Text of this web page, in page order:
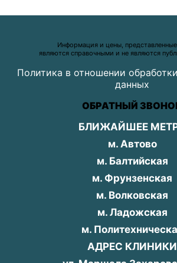
Информация и цены, представленные
являются справочными и не являются
Политика в отношении
данных
ОБРАТНЫЙ
БЛИЖАЙШЕЕ
м. Автово
м. Балтийская
м. Фрунзенская
м. Волковская
м. Ладожская
м.
АДРЕС КЛИНИКИ